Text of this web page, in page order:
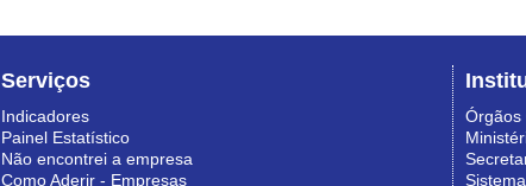
Serviços
Indicadores
Painel Estatístico
Não encontrei a empresa
Como Aderir - Empresas
Órgãos